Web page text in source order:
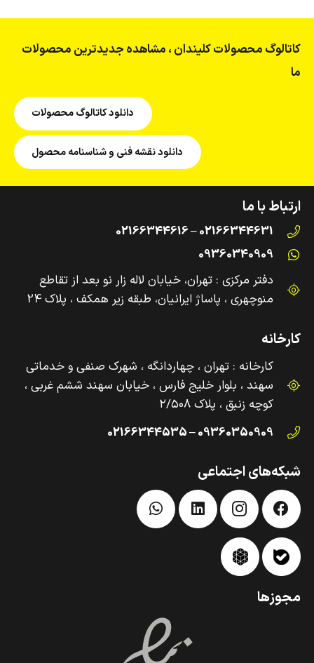
کاتالوگ محصولات کلیندان ، مشاهده جدیدترین محصولات
ما
دانلود کاتالوگ محصولات
دانلود نقشه فنی و شناسنامه محصول
ارتباط با ما
02166344631 – 02166344616
09360340909
دفتر مرکزی : تهران، خیابان لاله زار نو بعد از تقاطع
منوچهری ، پاساژ ایرانیان، طبقه زیر همکف ، پلاک 24
کارخانه
کارخانه : تهران ، چهاردانگه ، شهرک صنفی و‌ خدماتی
سهند ، بلوار خلیج فارس ، خیابان سهند ششم غربی ،
کوچه زنبق ، پلاک ۲/۵۰۸
09360350909 – 02166344535
شبکه‌های اجتماعی
مجوزها